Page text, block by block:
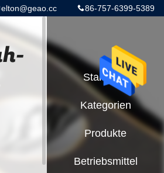
86-757-6399-5389
elton@geao.cc
Startseite
Kategorien
Produkte
Betriebsmittel